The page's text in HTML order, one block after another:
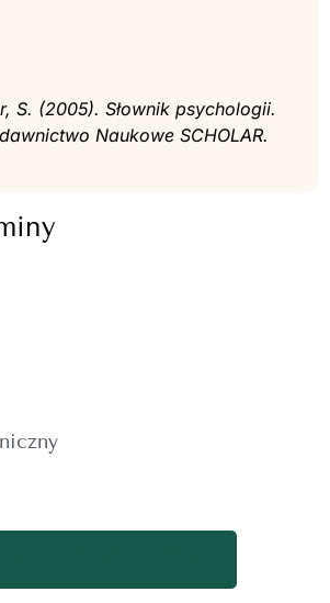
S. (2005). Słownik psychologii.
Naukowe SCHOLAR.